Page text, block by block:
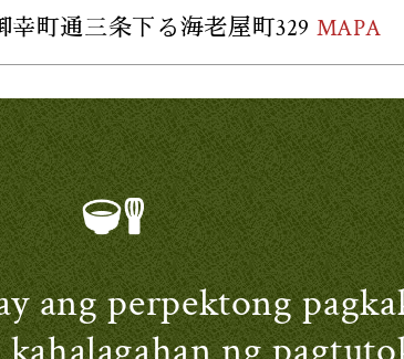
幸町通三条下る海老屋町329 MAPA
ang perpektong